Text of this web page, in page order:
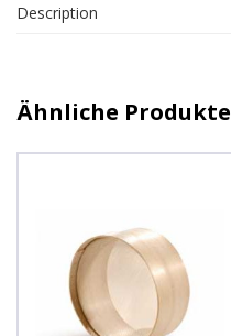
Description
Ähnliche Produkte